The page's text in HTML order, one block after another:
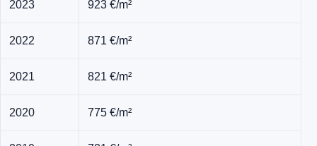
2023 923 €/m²
2022 871 €/m²
2021 821 €/m²
2020 775 €/m²